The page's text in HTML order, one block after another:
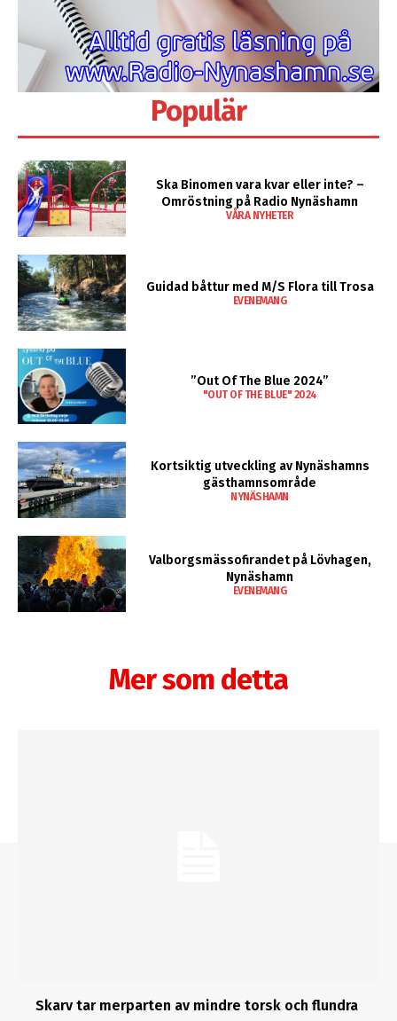
Populär
Ska Binomen vara kvar eller inte? –
Omröstning på Radio Nynäshamn
VÅRA NYHETER
Guidad båttur med M/S Flora till Trosa
EVENEMANG
”Out Of The Blue 2024”
"OUT OF THE BLUE" 2024
Kortsiktig utveckling av Nynäshamns
gästhamnsområde
NYNÄSHAMN
Valborgsmässofirandet på Lövhagen,
Nynäshamn
EVENEMANG
Mer som detta
Skarv tar merparten av mindre torsk och flundra